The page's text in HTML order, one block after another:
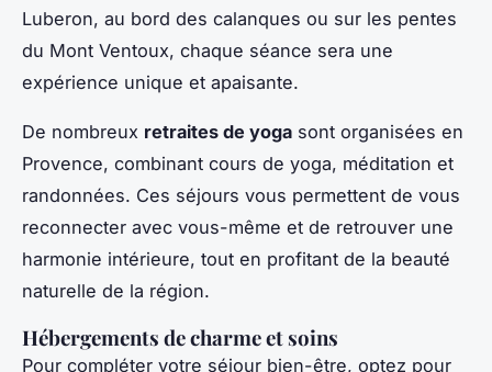
Luberon, au bord des calanques ou sur les pentes
du Mont Ventoux, chaque séance sera une
expérience unique et apaisante.
De nombreux retraites de yoga sont organisées en
Provence, combinant cours de yoga, méditation et
randonnées. Ces séjours vous permettent de vous
reconnecter avec vous-même et de retrouver une
harmonie intérieure, tout en profitant de la beauté
naturelle de la région.
Hébergements de charme et soins
Pour compléter votre séjour bien-être, optez pour